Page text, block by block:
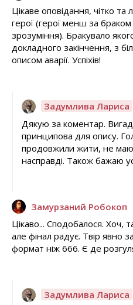
Цікаве оповідання, чітко та
герої (герої менш за
зрозуміння). Бракувало
докладного закінчення, з
описом аварії. Успіхів!
Задумлива Лариса
Дякую за коментар.
принципова для опису.
продовжили жити, не
насправді. Також бажаю
Замурзаний Робокоп
Цікаво... Сподобалося. Хоч,
але фінал радує. Твір явно
формат ніж 666. Є де
Задумлива Лариса